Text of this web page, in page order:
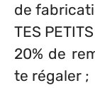
de
TES
20% de
te régaler ;